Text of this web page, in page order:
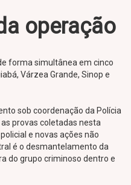
operação
forma simultânea em cinco
Várzea Grande, Sinop e
sob coordenação da Polícia
provas coletadas nesta
e novas ações não
é o desmantelamento da
do grupo criminoso dentro e